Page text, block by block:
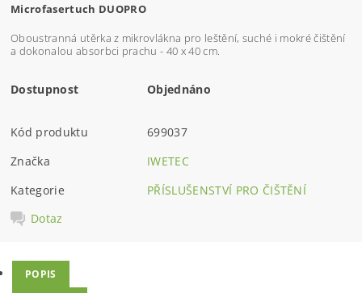
Microfasertuch DUOPRO
Oboustranná utěrka z mikrovlákna pro leštění, suché i mokré čištění
a dokonalou absorbci prachu - 40 x 40 cm.
Dostupnost Objednáno
Kód produktu
699037
Značka
IWETEC
Kategorie
PŘÍSLUŠENSTVÍ PRO ČIŠTĚNÍ
Dotaz
POPIS